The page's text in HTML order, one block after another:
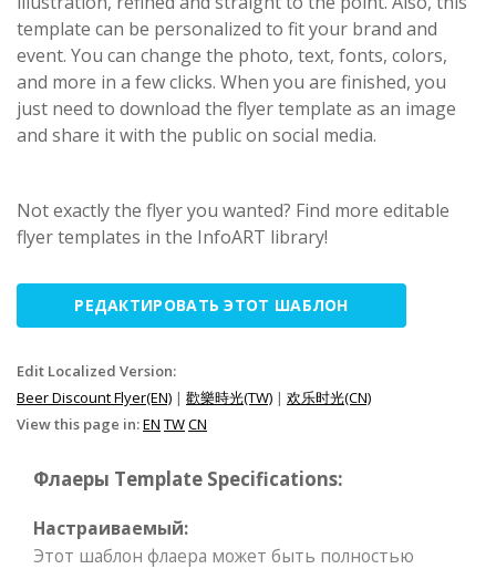
template can be personalized to fit your brand and
event. You can change the photo, text, fonts, colors,
and more in a few clicks. When you are finished, you
just need to download the flyer template as an image
and share it with the public on social media.
Not exactly the flyer you wanted? Find more editable
flyer templates in the InfoART library!
РЕДАКТИРОВАТЬ ЭТОТ ШАБЛОН
Edit Localized Version:
Beer Discount Flyer(EN) | 歡樂時光(TW) | 欢乐时光(CN)
View this page in:EN TWCN
Флаеры Template Specifications:
Настраиваемый:
Этот шаблон флаера может быть полностью